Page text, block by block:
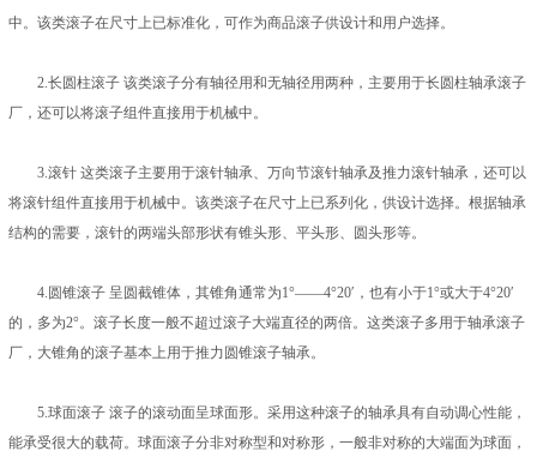
中。该类滚子在尺寸上已标准化，可作为商品滚子供设计和用户选择。
2.长圆柱滚子 该类滚子分有轴径用和无轴径用两种，主要用于长圆柱轴承滚子
厂，还可以将滚子组件直接用于机械中。
3.滚针 这类滚子主要用于滚针轴承、万向节滚针轴承及推力滚针轴承，还可以
将滚针组件直接用于机械中。该类滚子在尺寸上已系列化，供设计选择。根据轴承
结构的需要，滚针的两端头部形状有锥头形、平头形、圆头形等。
4.圆锥滚子 呈圆截锥体，其锥角通常为1°——4°20′，也有小于1°或大于4°20′
的，多为2°。滚子长度一般不超过滚子大端直径的两倍。这类滚子多用于轴承滚子
厂，大锥角的滚子基本上用于推力圆锥滚子轴承。
5.球面滚子 滚子的滚动面呈球面形。采用这种滚子的轴承具有自动调心性能，
能承受很大的载荷。球面滚子分非对称型和对称形，一般非对称的大端面为球面，